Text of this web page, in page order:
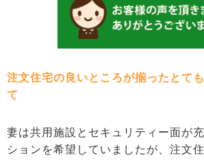
注文住宅の良いところが揃ったとて
て
妻は共用施設とセキュリティー面が
ションを希望していましたが、注文